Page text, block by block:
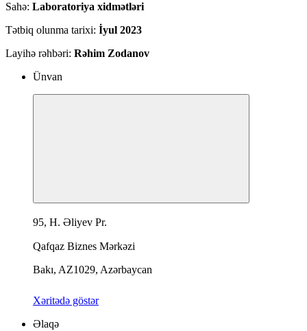
Sahə: Laboratoriya xidmətləri
Tətbiq olunma tarixi: İyul 2023
Layihə rəhbəri: Rəhim Zodanov
Ünvan
95, H. Əliyev Pr.
Qafqaz Biznes Mərkəzi
Bakı, AZ1029, Azərbaycan
Xəritədə göstər
Əlaqə